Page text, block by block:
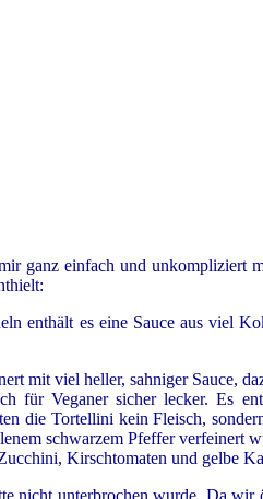
ganz einfach und unkompliziert
enthält es eine Sauce aus viel
mit viel heller, sahniger Sauce,
für Veganer sicher lecker. Es
die Tortellini kein Fleisch,
schwarzem Pfeffer verfeinert
Kirschtomaten und
unterbrochen wurde. Da